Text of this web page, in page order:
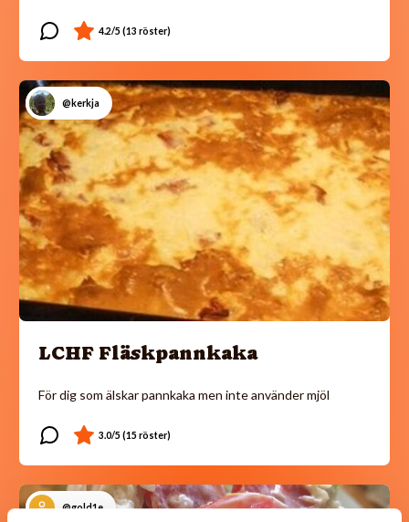
@kerkja
LCHF Fläskpannkaka
För dig som älskar pannkaka men inte använder mjöl
@gold1e